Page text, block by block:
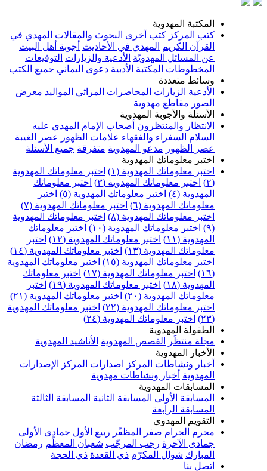
المهدوية
كتب أخرى البحوث والمقالات المهدي في
المهدي في الأحاديث أجوبة أهل البيت
المسائل المهدويّة الأدعية والزيارات التوقيعات
المكتبة الأدبية دعوى اليماني جميع الكتب
متعددة
الزيارات المحاضرات المراثي المواليد معرض
مقاطع مهدوية
والأجوبة المهدوية
والمنتظرون أصحاب الإمام المهدي عليه
السفراء والفقهاء علامات الظهور عصر الغيبة
مدعو المهدوية متفرقة جميع الأسئلة
معلوماتك المهدوية
معلوماتك المهدوية (١)
اختبر معلوماتك المهدوية
اختبر معلوماتك المهدوية (٣)
اختبر معلوماتك
اختبر معلوماتك المهدوية (٥)
اختبر
المهدوية (٦)
اختبر معلوماتك المهدوية (٧)
معلوماتك المهدوية (٨)
اختبر معلوماتك المهدوية
اختبر معلوماتك المهدوية (١٠)
اختبر معلوماتك
اختبر معلوماتك المهدوية (١٢)
اختبر
المهدوية (١٣)
اختبر معلوماتك المهدوية (١٤)
معلوماتك المهدوية (١٥)
اختبر معلوماتك المهدوية
اختبر معلوماتك المهدوية (١٧)
اختبر معلوماتك
اختبر معلوماتك المهدوية (١٩)
اختبر
المهدوية (٢٠)
اختبر معلوماتك المهدوية (٢١)
معلوماتك المهدوية (٢٢)
اختبر معلوماتك المهدوية
اختبر معلوماتك المهدوية (٢٤)
المهدوية
منتظَر
القصص المهدوية الأناشيد المهدوية
المهدوية
ونشاطات المركز اصدارات المركز الإصدارات
أخبار ونشاطات مهدوية
المهدوية
الأولى المسابقة الثانية المسابقة الثالثة
الرابعة
المهدوي
الحرام
صفر المظفّر ربيع الأول جمادى الأولى
رجب المرجّب شعبان المعظّم رمضان
شوال المكرّم ذي القعدة ذي الحجة